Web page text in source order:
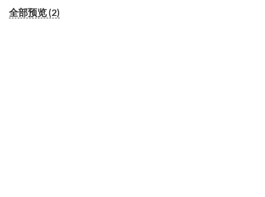
全部预览 (2)